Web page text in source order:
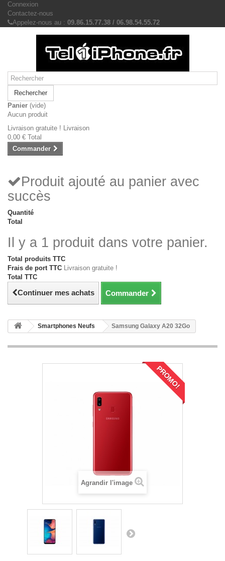
Connexion
Contactez-nous
Appelez-nous au : 09.86.15.77.38 / 06.98.54.55.72
Rechercher
Panier (vide)
Aucun produit
Livraison gratuite ! Livraison
0,00 € Total
Commander
Produit ajouté au panier avec
succès
Quantité
Total
Il y a 1 produit dans votre panier.
Total produits TTC
Frais de port TTC Livraison gratuite !
Total TTC
Continuer mes achats Commander
Smartphones Neufs Samsung Galaxy A20 32Go
PROMO!
Agrandir l'image